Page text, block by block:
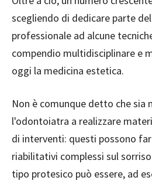
scegliendo di dedicare parte
professionale ad alcune
compendio multidisciplinare e
oggi la medicina estetica.
Non è comunque detto che sia
l'odontoiatra a realizzare
di interventi: questi possono
riabilitativi complessi sul
tipo protesico può essere, ad